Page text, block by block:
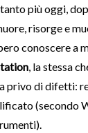
più oggi,
risorge e
conoscere a
, la stessa
privo di difetti:
(secondo